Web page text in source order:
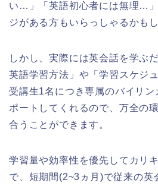
い…」「英語初心者には無理…
ジがある方もいらっしゃるかも
しかし、実際には英会話を学ぶ
英語学習方法」や「学習スケジ
受講生1名につき専属のバイリ
ポートしてくれるので、万全の
合うことができます。
学習量や効率性を優先してカリ
で、短期間(2~3ヵ月)で従来の英